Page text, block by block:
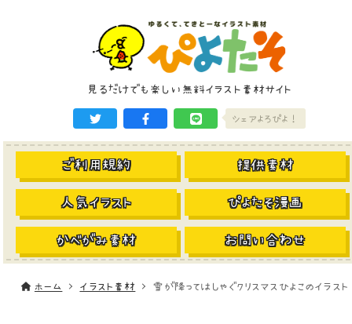
見るだけでも楽しい無料イラスト素材サイト
シェアよろぴよ！
ご利用規約 提供素材
人気イラスト ぴよたそ漫画
かべがみ素材 お問い合わせ
ホーム イラスト素材 雪が降ってはしゃぐクリスマスひよこのイラスト